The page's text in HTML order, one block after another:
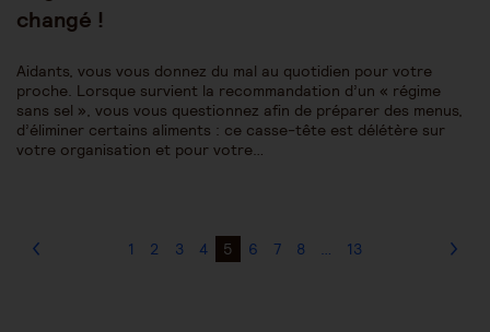
changé !
Aidants, vous vous donnez du mal au quotidien pour votre
proche. Lorsque survient la recommandation d’un « régime
sans sel », vous vous questionnez afin de préparer des menus,
d’éliminer certains aliments : ce casse-tête est délétère sur
votre organisation et pour votre…
1 2 3 4 5 6 7 8 … 13